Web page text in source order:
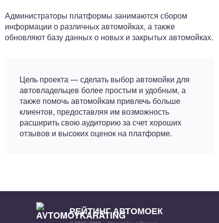
Администраторы платформы занимаются сбором
информации о различных автомойках, а также
обновляют базу данных о новых и закрытых автомойках.
Цель проекта — сделать выбор автомойки для
автовладельцев более простым и удобным, а
также помочь автомойкам привлечь больше
клиентов, предоставляя им возможность
расширить свою аудиторию за счет хороших
отзывов и высоких оценок на платформе.
РЕЙТИНГ АВТОМОЕК